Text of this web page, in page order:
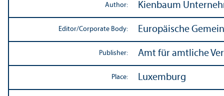
Author: Kienbaum
Editor/Corporate Body: Europäische
Publisher: Amt für amtliche
Place: Luxemburg